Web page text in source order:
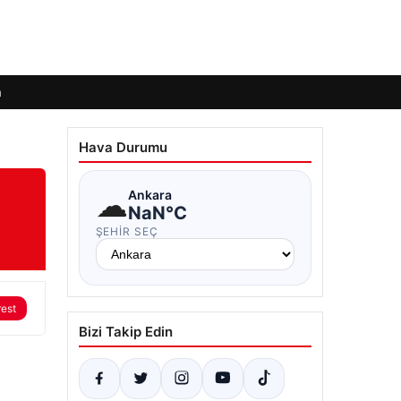
Hava Durumu
☁Ankara
NaN°C
ŞEHIR SEÇ
Bizi Takip Edin